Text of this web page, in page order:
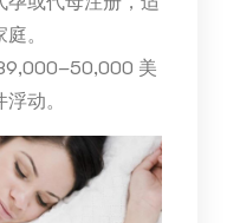
。
美
动。